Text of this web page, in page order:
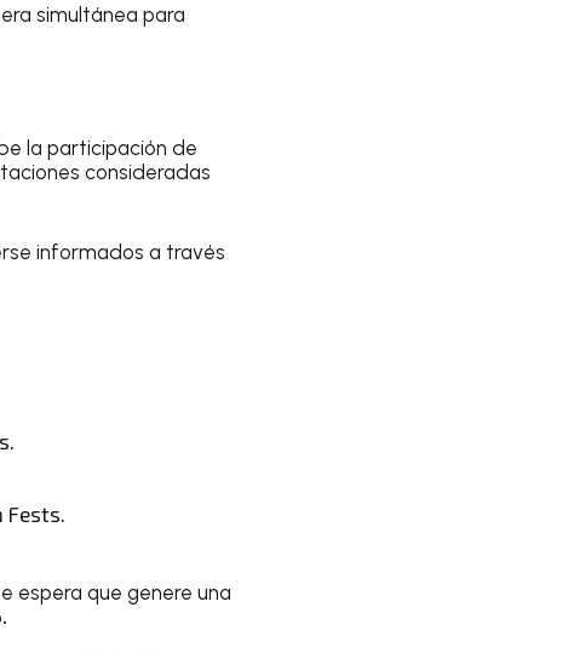
simultánea para
la participación de
consideradas
informados a través
espera que genere una